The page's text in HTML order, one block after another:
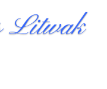
Litwak